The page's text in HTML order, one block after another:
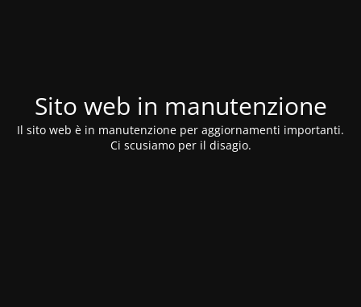
Sito web in manutenzione
Il sito web è in manutenzione per aggiornamenti importanti.
Ci scusiamo per il disagio.